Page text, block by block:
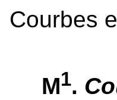
Courbes
M1.